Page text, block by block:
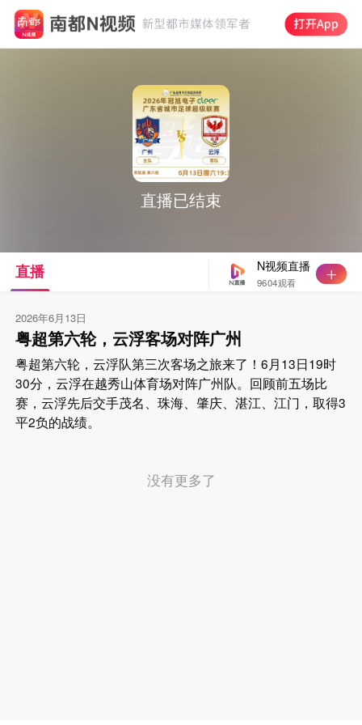
直播已结束
N视频直播
9604观看
直播
2026年6月13日
粤超第六轮，云浮客场对阵广州
粤超第六轮，云浮队第三次客场之旅来了！6月13日19时
30分，云浮在越秀山体育场对阵广州队。回顾前五场比
赛，云浮先后交手茂名、珠海、肇庆、湛江、江门，取得3
平2负的战绩。
没有更多了